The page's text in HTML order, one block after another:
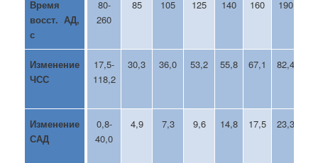
Время
восст. АД,
с
80-
260
85 105 125 140 160 190
Изменение
ЧСС
17,5-
118,2
30,3 36,0 53,2 55,8 67,1 82,4
Изменение
САД
0,8-
40,0
4,9 7,3 9,6 14,8 17,5 23,3